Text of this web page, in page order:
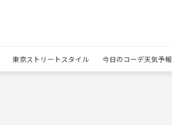
東京ストリートスタイル 今日のコーデ天気予報